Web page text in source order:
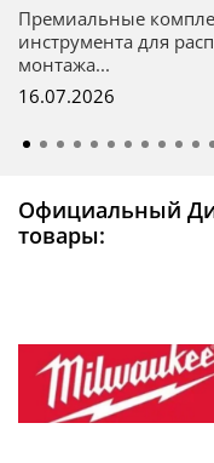
Премиальные
инструмента для
монтажа...
16.07.2026
Официальный
товары: